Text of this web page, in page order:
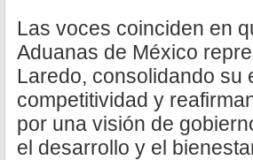
Las voces coinciden en
Aduanas de México
Laredo, consolidando su
competitividad y
por una visión de
el desarrollo y el